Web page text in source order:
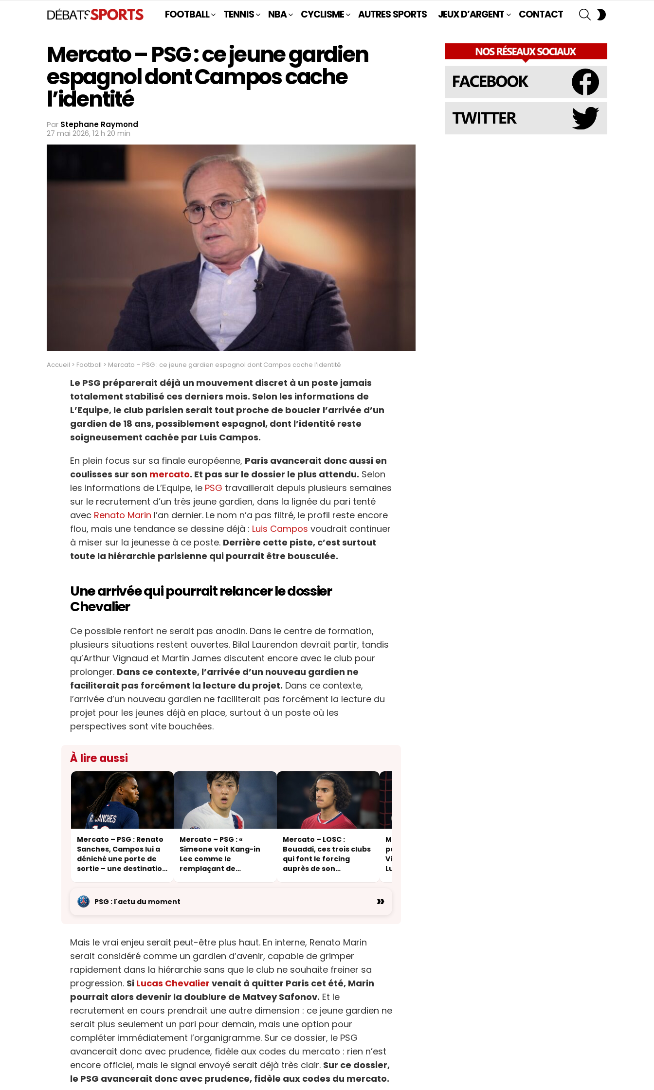
FOOTBALL TENNIS NBA CYCLISME AUTRES SPORTS JEUX D’ARGENT CONTACT SEARCH
Mercato – PSG : ce jeune gardien
espagnol dont Campos cache
l’identité
Par Stephane Raymond
27 mai 2026, 12 h 20 min
Accueil > Football > Mercato – PSG : ce jeune gardien espagnol dont Campos cache l’identité
Le PSG préparerait déjà un mouvement discret à un poste jamais
totalement stabilisé ces derniers mois. Selon les informations de
L’Equipe, le club parisien serait tout proche de boucler l’arrivée d’un
gardien de 18 ans, possiblement espagnol, dont l’identité reste
soigneusement cachée par Luis Campos.
En plein focus sur sa finale européenne, Paris avancerait donc aussi en
coulisses sur son mercato. Et pas sur le dossier le plus attendu. Selon
les informations de L’Equipe, le PSG travaillerait depuis plusieurs semaines
sur le recrutement d’un très jeune gardien, dans la lignée du pari tenté
avec Renato Marin l’an dernier. Le nom n’a pas filtré, le profil reste encore
flou, mais une tendance se dessine déjà : Luis Campos voudrait continuer
à miser sur la jeunesse à ce poste. Derrière cette piste, c’est surtout
toute la hiérarchie parisienne qui pourrait être bousculée.
Une arrivée qui pourrait relancer le dossier
Chevalier
Ce possible renfort ne serait pas anodin. Dans le centre de formation,
plusieurs situations restent ouvertes. Bilal Laurendon devrait partir, tandis
qu’Arthur Vignaud et Martin James discutent encore avec le club pour
prolonger. Dans ce contexte, l’arrivée d’un nouveau gardien ne
faciliterait pas forcément la lecture du projet. Dans ce contexte,
l’arrivée d’un nouveau gardien ne faciliterait pas forcément la lecture du
projet pour les jeunes déjà en place, surtout à un poste où les
perspectives sont vite bouchées.
À lire aussi
Mercato – PSG : Renato
Sanches, Campos lui a
déniché une porte de
sortie – une destination
Mercato – PSG : «
Simeone voit Kang-in
Lee comme le
remplaçant de
Mercato – LOSC :
Bouaddi, ces trois clubs
qui font le forcing
auprès de son
Mercato – PSG :
pourquoi la piste Aston
Villa s’éloigne pour
Lucas Chevalier
PSG : l'actu du moment »
Mais le vrai enjeu serait peut-être plus haut. En interne, Renato Marin
serait considéré comme un gardien d’avenir, capable de grimper
rapidement dans la hiérarchie sans que le club ne souhaite freiner sa
progression. Si Lucas Chevalier venait à quitter Paris cet été, Marin
pourrait alors devenir la doublure de Matvey Safonov. Et le
recrutement en cours prendrait une autre dimension : ce jeune gardien ne
serait plus seulement un pari pour demain, mais une option pour
compléter immédiatement l’organigramme. Sur ce dossier, le PSG
avancerait donc avec prudence, fidèle aux codes du mercato : rien n’est
encore officiel, mais le signal envoyé serait déjà très clair. Sur ce dossier,
le PSG avancerait donc avec prudence, fidèle aux codes du mercato.